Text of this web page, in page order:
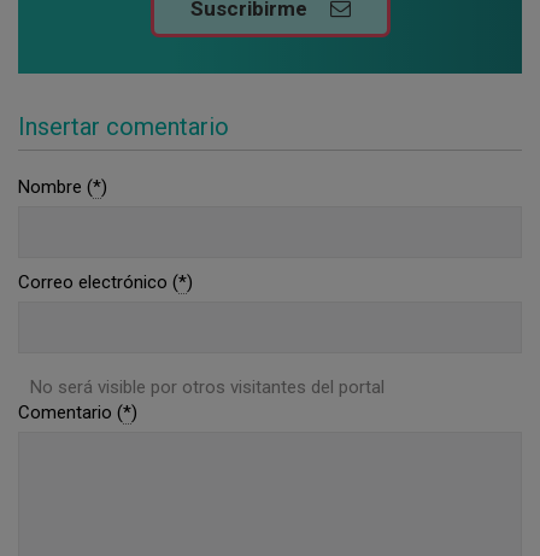
Suscribirme
Insertar comentario
Nombre (*)
Correo electrónico (*)
No será visible por otros visitantes del portal
Comentario (*)